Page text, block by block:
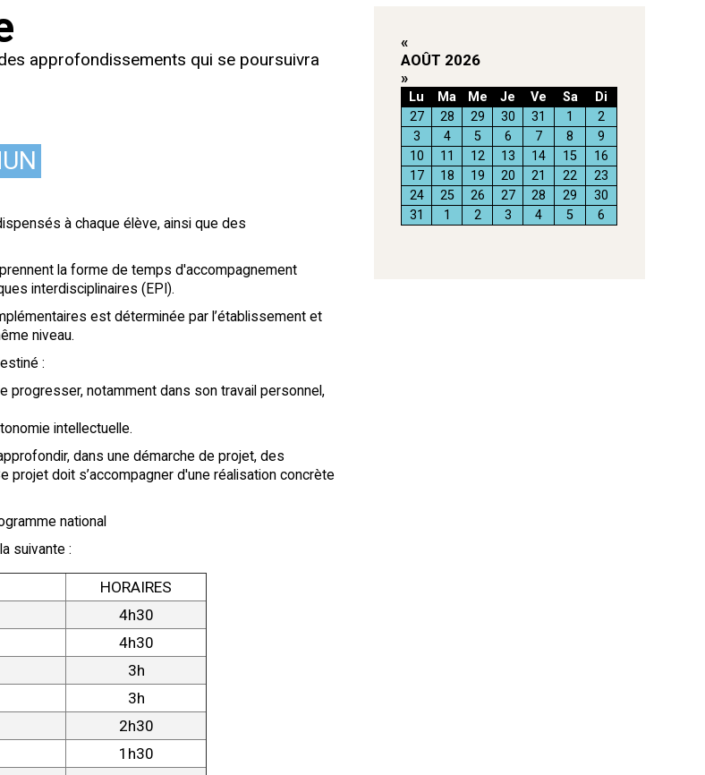
«
AOÛT 2026
»
Lu Ma Me Je Ve Sa
Di
27
28 29 30 31 1
2
3
4 5 6 7 8
9
10
11 12 13 14 15
16
17
18 19 20 21 22
23
24
25 26 27 28 29
30
31
1 2 3 4 5 6
approfondissements qui se poursuivra
à chaque élève, ainsi que des
la forme de temps d'accompagnement
interdisciplinaires (EPI).
est déterminée par l’établissement et
niveau.
:
progresser, notamment dans son travail personnel,
intellectuelle.
dans une démarche de projet, des
projet doit s’accompagner d'une réalisation concrète
national
suivante :
HORAIRES
4h30
4h30
3h
3h
2h30
1h30